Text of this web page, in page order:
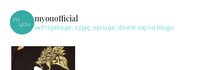
myouofficial
✂️Projektuje, szyję, opisuje, dziele się na blogu.